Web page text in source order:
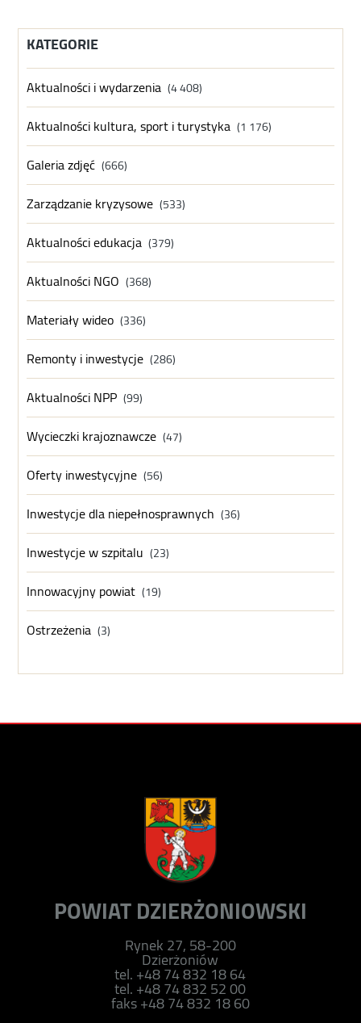
KATEGORIE
Aktualności i wydarzenia (4 408)
Aktualności kultura, sport i turystyka (1 176)
Galeria zdjęć (666)
Zarządzanie kryzysowe (533)
Aktualności edukacja (379)
Aktualności NGO (368)
Materiały wideo (336)
Remonty i inwestycje (286)
Aktualności NPP (99)
Wycieczki krajoznawcze (47)
Oferty inwestycyjne (56)
Inwestycje dla niepełnosprawnych (36)
Inwestycje w szpitalu (23)
Innowacyjny powiat (19)
Ostrzeżenia (3)
POWIAT DZIERŻONIOWSKI
Rynek 27, 58-200
Dzierżoniów
tel. +48 74 832 18 64
tel. +48 74 832 52 00
faks +48 74 832 18 60